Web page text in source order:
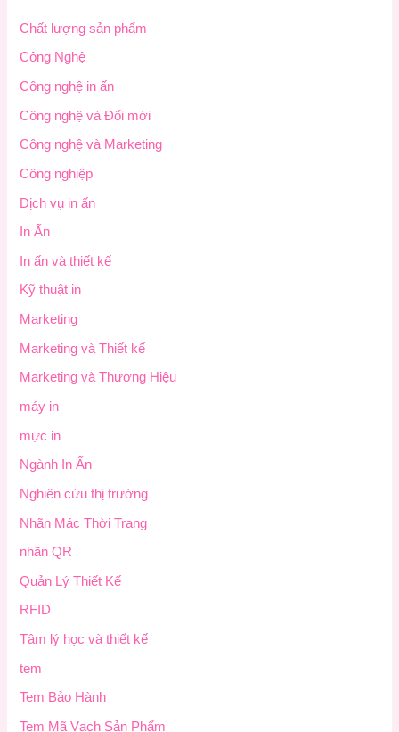
Chất lượng sản phẩm
Công Nghệ
Công nghệ in ấn
Công nghệ và Đổi mới
Công nghệ và Marketing
Công nghiệp
Dịch vụ in ấn
In Ấn
In ấn và thiết kế
Kỹ thuật in
Marketing
Marketing và Thiết kế
Marketing và Thương Hiệu
máy in
mực in
Ngành In Ấn
Nghiên cứu thị trường
Nhãn Mác Thời Trang
nhãn QR
Quản Lý Thiết Kế
RFID
Tâm lý học và thiết kế
tem
Tem Bảo Hành
Tem Mã Vạch Sản Phẩm